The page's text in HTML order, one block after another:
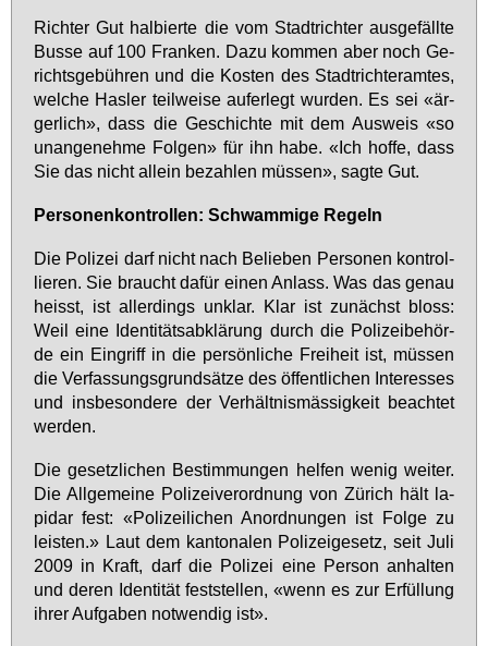
Rich­ter Gut hal­bier­te die vom Stadt­rich­ter aus­ge­fäll­te
Bus­se auf 100 Fran­ken. Da­zu kom­men aber noch Ge­
richts­ge­büh­ren und die Kos­ten des Stadt­rich­ter­am­tes,
wel­che Has­ler teil­wei­se auf­er­legt wur­den. Es sei «är­
ger­lich», dass die Ge­schich­te mit dem Aus­weis «so
un­an­ge­neh­me Fol­gen» für ihn ha­be. «Ich hof­fe, dass
Sie das nicht al­lein be­zah­len müs­sen», sag­te Gut.
Per­so­nen­kon­trol­len: Schwam­mi­ge Re­geln
Die Po­li­zei darf nicht nach Be­lie­ben Per­so­nen kon­trol­
lie­ren. Sie braucht da­für ei­nen An­lass. Was das ge­nau
heisst, ist al­ler­dings un­klar. Klar ist zu­nächst bloss:
Weil ei­ne Iden­ti­täts­ab­klä­rung durch die Po­li­zei­be­hör­
de ein Ein­griff in die per­sön­li­che Frei­heit ist, müs­sen
die Ver­fas­sungs­grund­sät­ze des öf­fent­li­chen In­ter­es­ses
und ins­be­son­de­re der Ver­hält­nis­mäs­sig­keit be­ach­tet
wer­den.
Die ge­setz­li­chen Be­stim­mun­gen hel­fen we­nig wei­ter.
Die All­ge­mei­ne Po­li­zei­ver­ord­nung von Zü­rich hält la­
pi­dar fest: «Po­li­zei­li­chen An­ord­nun­gen ist Fol­ge zu
leis­ten.» Laut dem kan­to­na­len Po­li­zei­ge­setz, seit Ju­li
2009 in Kraft, darf die Po­li­zei ei­ne Per­son an­hal­ten
und de­ren Iden­ti­tät fest­stel­len, «wenn es zur Er­fül­lung
ih­rer Auf­ga­ben not­wen­dig ist».